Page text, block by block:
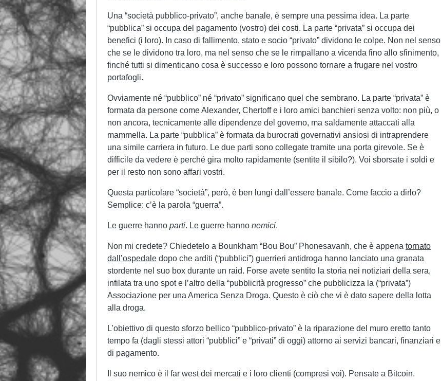
Una “società pubblico-privato”, anche banale, è sempre una pessima idea. La parte
“pubblica” si occupa del pagamento (vostro) dei costi. La parte “privata” si occupa dei
benefici (i loro). In caso di fallimento, stato e socio “privato” dividono le colpe. Non nel senso
che se le dividono tra loro, ma nel senso che se le rimpallano a vicenda fino allo sfinimento,
finché tutti si dimenticano cosa è successo e loro possono tornare a frugare nel vostro
portafogli.
Ovviamente né “pubblico” né “privato” significano quel che sembrano. La parte “privata” è
formata da persone come Alexander, Chertoff e i loro amici banchieri senza volto: non più, o
non ancora, tecnicamente alle dipendenze del governo, ma saldamente attaccati alla
mammella. La parte “pubblica” è formata da burocrati governativi ansiosi di intraprendere
una simile carriera in futuro. Le due parti sono collegate tramite una porta girevole. Se è
difficile da vedere è perché gira molto rapidamente (sentite il sibilo?). Voi sborsate i soldi e
per il resto non sono affari vostri.
Questa particolare “società”, però, è ben lungi dall’essere banale. Come faccio a dirlo?
Semplice: c’è la parola “guerra”.
Le guerre hanno parti. Le guerre hanno nemici.
Non mi credete? Chiedetelo a Bounkham “Bou Bou” Phonesavanh, che è appena tornato
dall’ospedale dopo che arditi (“pubblici”) guerrieri antidroga hanno lanciato una granata
stordente nel suo box durante un raid. Forse avete sentito la storia nei notiziari della sera,
infilata tra uno spot e l’altro della “pubblicità progresso” che pubblicizza la (“privata”)
Associazione per una America Senza Droga. Questo è ciò che vi è dato sapere della lotta
alla droga.
L’obiettivo di questo sforzo bellico “pubblico-privato” è la riparazione del muro eretto tanto
tempo fa (dagli stessi attori “pubblici” e “privati” di oggi) attorno ai servizi bancari, finanziari e
di pagamento.
Il suo nemico è il far west dei mercati e i loro clienti (compresi voi). Pensate a Bitcoin.